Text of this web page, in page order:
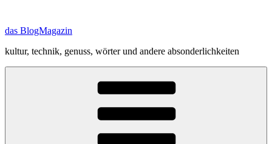
springen
das BlogMagazin
kultur, technik, genuss, wörter und andere absonderlichkeiten